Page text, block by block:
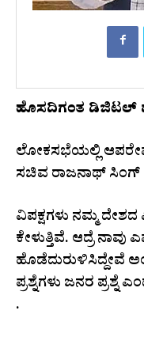
ಹೊಸದಿಗಂತ ಡಿಜಿಟಲ್
ಲೋಕಸಭೆಯಲ್ಲಿ
ಸಚಿವ ರಾಜನಾಥ್‌ ಸಿಂಗ್‌
ವಿಪಕ್ಷಗಳು ನಮ್ಮ
ಕೇಳುತ್ತಿವೆ. ಆದ್ರೆ ನಾವು
ಹೊಡೆದುರುಳಿಸಿದ್ದೇವೆ
ಪ್ರಶ್ನೆಗಳು ಜನರ ಪ್ರಶ್ನೆ
.